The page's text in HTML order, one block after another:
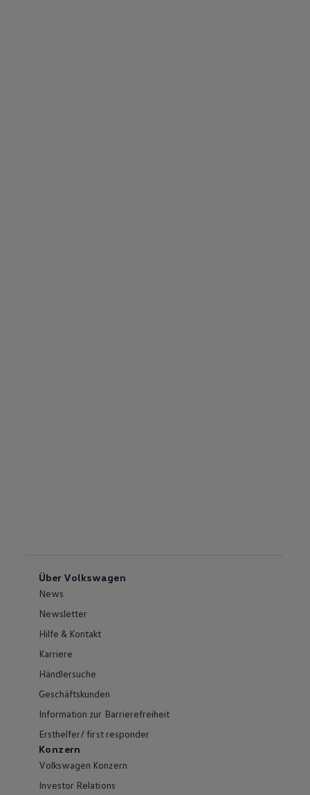
Über Volkswagen
News
Newsletter
Hilfe & Kontakt
Karriere
Händlersuche
Geschäftskunden
Information zur Barrierefreiheit
Ersthelfer/ first responder
Konzern
Volkswagen Konzern
Investor Relations